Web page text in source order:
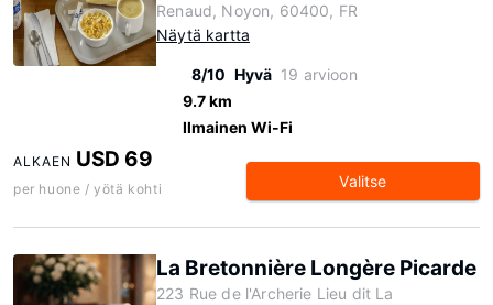
Renaud, Noyon, 60400, FR
Näytä kartta
8/10 Hyvä 19 arvioon
9.7 km
Ilmainen Wi-Fi
ALKAEN USD 69
per huone / yötä kohti Valitse
La Bretonnière Longère Picarde
223 Rue de l'Archerie Lieu dit La